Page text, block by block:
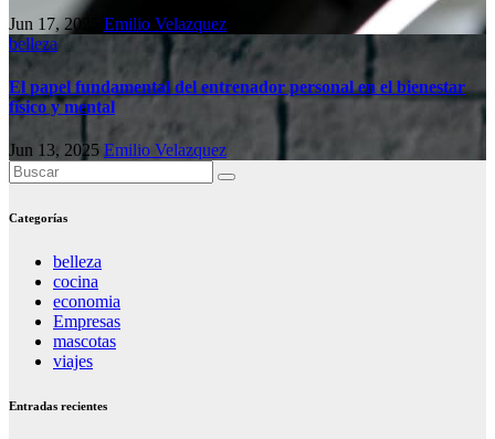
Jun 17, 2025 Emilio Velazquez
belleza
El papel fundamental del entrenador personal en el bienestar
físico y mental
Jun 13, 2025 Emilio Velazquez
Categorías
belleza
cocina
economia
Empresas
mascotas
viajes
Entradas recientes